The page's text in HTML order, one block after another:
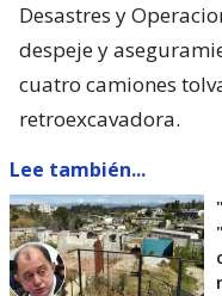
Desastres y
despeje y
cuatro camiones
retroexcavadora.
Lee también...